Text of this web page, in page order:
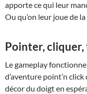
apporte ce qui leur
Ou qu’on leur joue de
Pointer,
Le gameplay
d’aventure point’n click
décor du doigt en